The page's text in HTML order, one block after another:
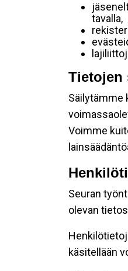
tavalla,
Tietojen
Säilytämme
Voimme
Seuran
olevan
käsitellään